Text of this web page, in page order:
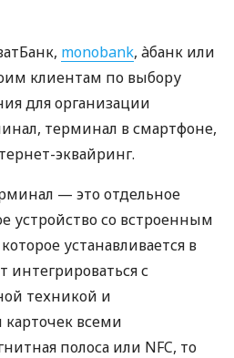
monobank, àбанк или
клиентам по выбору
для организации
терминал в смартфоне,
эквайринг.
— это отдельное
устройство со встроенным
устанавливается в
интегрироваться с
техникой и
всеми
полоса или NFC, то